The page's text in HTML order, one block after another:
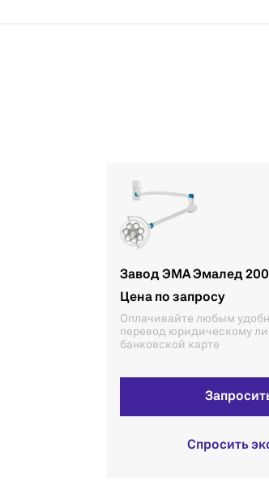
Завод ЭМА Эмалед
Цена по запросу
Оплачивайте любым
перевод юридическому
банковской карте
Спросить